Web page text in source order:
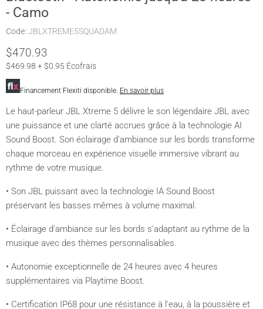
- Camo
Code:JBLXTREME5SQUADAM
$470.93
$469.98 + $0.95 Écofrais
Financement Flexiti disponible. En savoir plus
Le haut-parleur JBL Xtreme 5 délivre le son légendaire JBL avec
une puissance et une clarté accrues grâce à la technologie AI
Sound Boost. Son éclairage d'ambiance sur les bords transforme
chaque morceau en expérience visuelle immersive vibrant au
rythme de votre musique.
• Son JBL puissant avec la technologie IA Sound Boost
préservant les basses mêmes à volume maximal.
• Éclairage d'ambiance sur les bords s'adaptant au rythme de la
musique avec des thèmes personnalisables.
• Autonomie exceptionnelle de 24 heures avec 4 heures
supplémentaires via Playtime Boost.
• Certification IP68 pour une résistance à l'eau, à la poussière et